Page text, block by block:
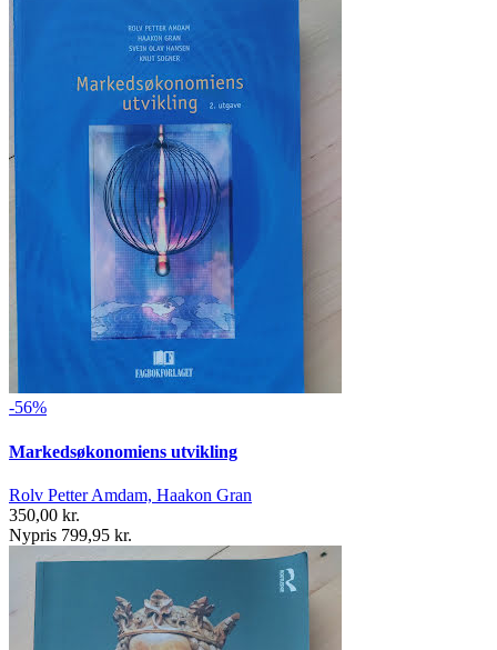
-56%
Markedsøkonomiens utvikling
Rolv Petter Amdam, Haakon Gran
350,00 kr.
Nypris 799,95 kr.